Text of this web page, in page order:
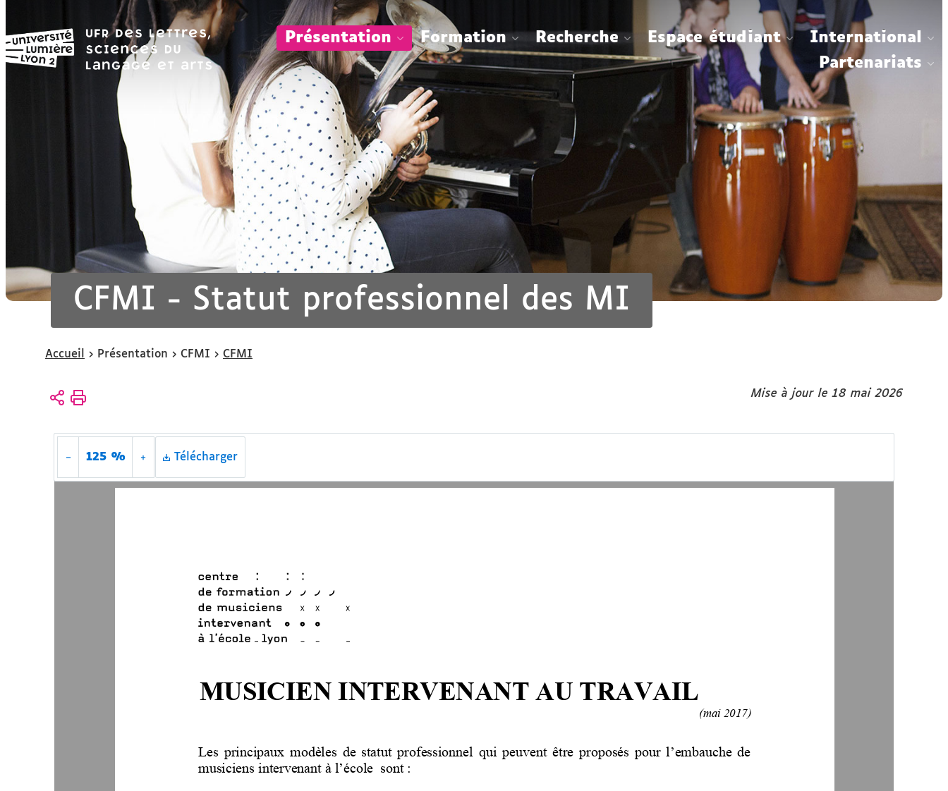
Présentation Formation Recherche Espace étudiant
International
Partenariats
CFMI - Statut professionnel des MI
Vous
ici :
Accueil Présentation CFMI CFMI
Mise à jour le 18 mai 2026
125 % Télécharger
MUSICIEN INTERVENANT AU TRAVAIL
(mai 2017)
Les principaux modèles de statut professionnel qui peuvent être proposés pour l’embauche de
musiciens intervenant à l’école  sont :